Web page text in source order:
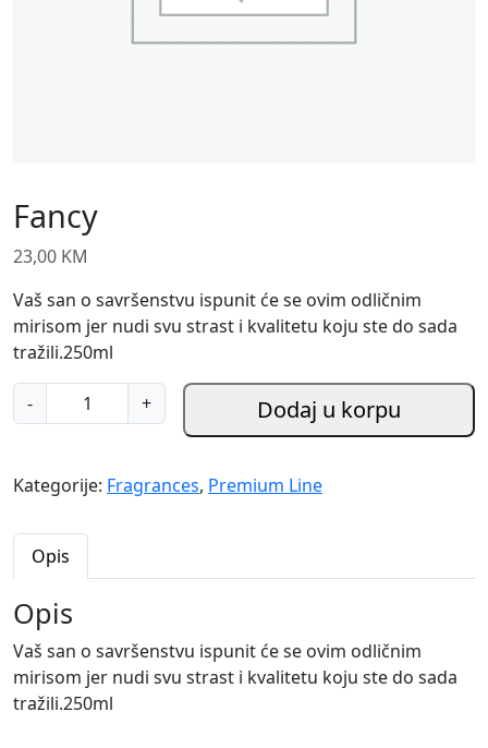
Fancy
23,00 KM
Vaš san o savršenstvu ispunit će se ovim odličnim
mirisom jer nudi svu strast i kvalitetu koju ste do sada
tražili.250ml
-
a
c
y
l
i
č
i
n
a
+ Dodaj u korpu
Kategorije: Fragrances, Premium Line
Opis
Opis
Vaš san o savršenstvu ispunit će se ovim odličnim
mirisom jer nudi svu strast i kvalitetu koju ste do sada
tražili.250ml